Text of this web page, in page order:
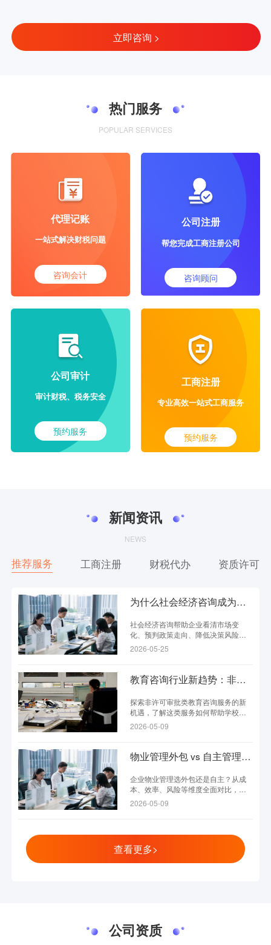
立即咨询 >
热门服务
POPULAR SERVICES
代理记账
一站式解决财税问题
咨询会计
公司注册
帮您完成工商注册公司
咨询顾问
公司审计
审计财税、税务安全
预约服务
工商注册
专业高效一站式工商服务
预约服务
新闻资讯
NEWS
推荐服务 工商注册 财税代办 资质许可
为什么社会经济咨询成为企业决策的必备工具？
社会经济咨询帮助企业看清市场变
化、预判政策走向、降低决策风险，
已成为现代企业不可或缺的决策工
具。
2026-05-25
教育咨询行业新趋势：非许可审批类服务如何助力学校发展？
探索非许可审批类教育咨询服务的新
机遇，了解这类服务如何帮助学校降
低合规成本、提升运营效率，实现高
质量发展。
2026-05-09
物业管理外包 vs 自主管理：哪种方式更适合你的企业？
企业物业管理选外包还是自主？从成
本、效率、风险等维度全面对比，帮
你找到最适合的管理方式。
2026-05-09
查看更多>
公司资质